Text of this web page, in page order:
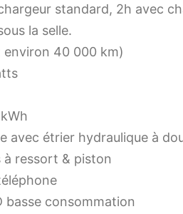
standard, 2h avec
la selle.
environ 40 000 km)
avec étrier hydraulique à
ressort & piston
basse consommation